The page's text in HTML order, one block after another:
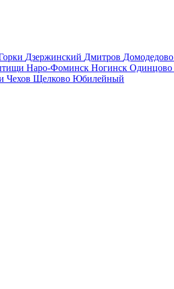
Дзержинский Дмитров Домодедово
Наро-Фоминск Ногинск Одинцово
Чехов Щелково Юбилейный